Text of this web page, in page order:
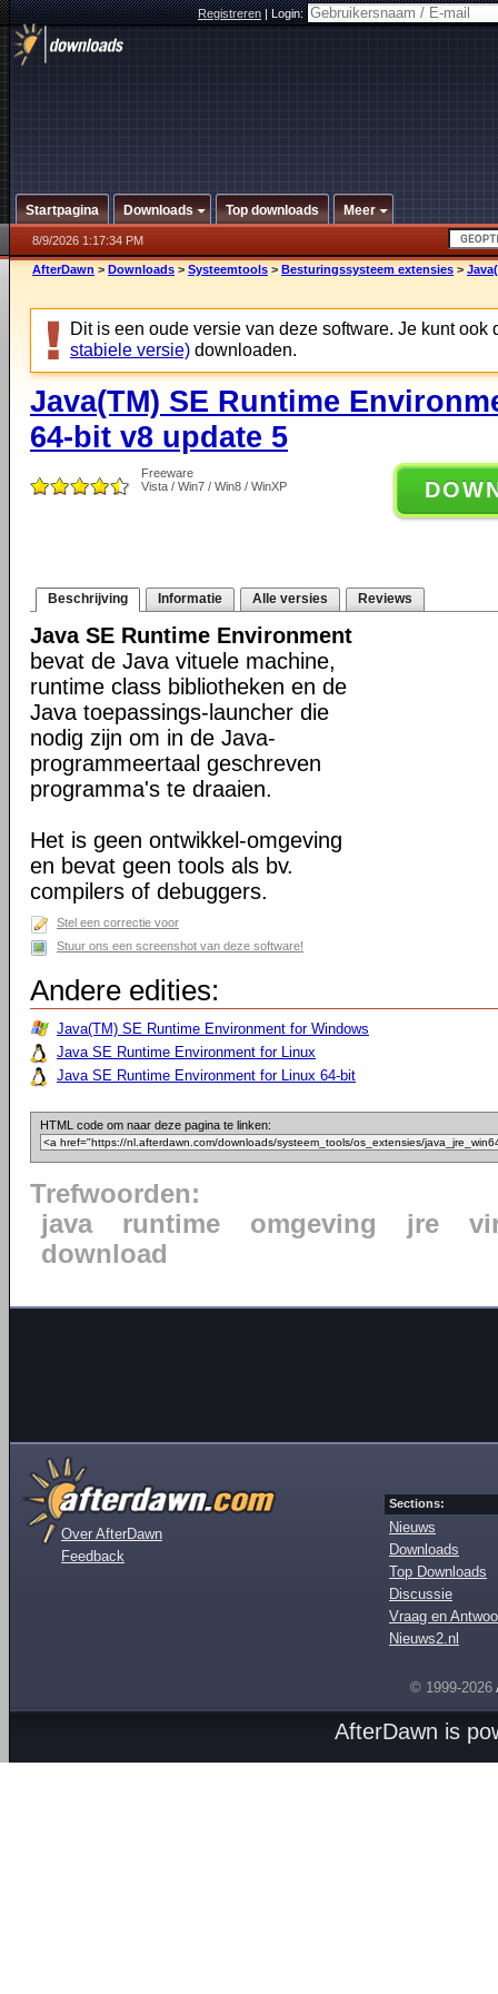
Registreren|Login:
Startpagina Downloads Top downloads Meer
8/9/2026 1:17:34 PM
AfterDawn > Downloads > Systeemtools > Besturingssysteem extensies >
Dit is een oude versie van deze software. Je kunt ook
stabiele versie) downloaden.
Java(TM) SE Runtime
64-bit v8 update 5
Freeware
Vista / Win7 / Win8 / WinXP
Beschrijving Informatie Alle versies Reviews
Java SE Runtime Environment
bevat de Java vituele machine,
runtime class bibliotheken en de
Java toepassings-launcher die
nodig zijn om in de Java-
programmeertaal geschreven
programma's te draaien.
Het is geen ontwikkel-omgeving
en bevat geen tools als bv.
compilers of debuggers.
Stel een correctie voor
Stuur ons een screenshot van deze software!
Andere edities:
Java(TM) SE Runtime Environment for Windows
Java SE Runtime Environment for Linux
Java SE Runtime Environment for Linux 64-bit
HTML code om naar deze pagina te linken:
Trefwoorden:
java
runtime omgeving jre
download
Over AfterDawn
Feedback
Sections:
Nieuws
Downloads
Top Downloads
Discussie
Vraag en
Nieuws2.nl
© 1999-2026
AfterDawn is